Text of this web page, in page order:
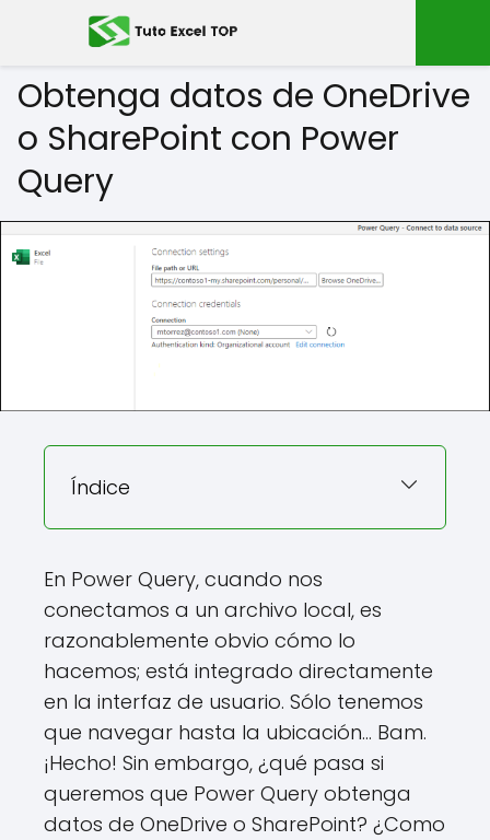
Obtenga datos de OneDrive
o SharePoint con Power
Query
Índice
En Power Query, cuando nos
conectamos a un archivo local, es
razonablemente obvio cómo lo
hacemos; está integrado directamente
en la interfaz de usuario. Sólo tenemos
que navegar hasta la ubicación… Bam.
¡Hecho! Sin embargo, ¿qué pasa si
queremos que Power Query obtenga
datos de OneDrive o SharePoint? ¿Como